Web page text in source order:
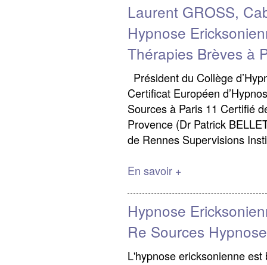
Laurent GROSS,
Hypnose
Thérapies Brèves à
Président du Collège
Certificat Européen
Sources à Paris 11 Certifié
Provence (Dr Patrick
de Rennes Supervisions
En savoir +
Hypnose
Re Sources
L'hypnose ericksonienne